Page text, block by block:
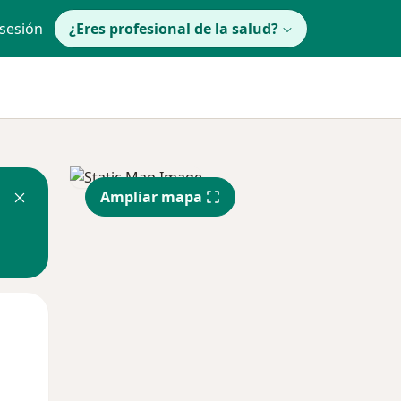
¿Eres profesional de la salud?
Ampliar mapa